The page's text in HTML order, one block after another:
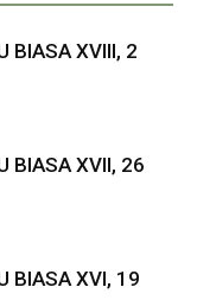
BIASA XVIII, 2
BIASA XVII, 26
BIASA XVI, 19